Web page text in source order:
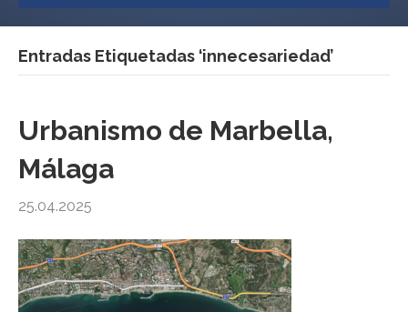
Entradas Etiquetadas ‘innecesariedad’
Urbanismo de Marbella,
Málaga
25.04.2025